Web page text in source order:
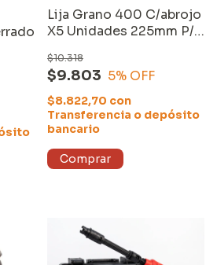
Lija Grano 400 C/abrojo
X5 Unidades 225mm P/
$9.803
$10.318
5% OFF
$8.822,70 con
Transferencia o depósito
bancario